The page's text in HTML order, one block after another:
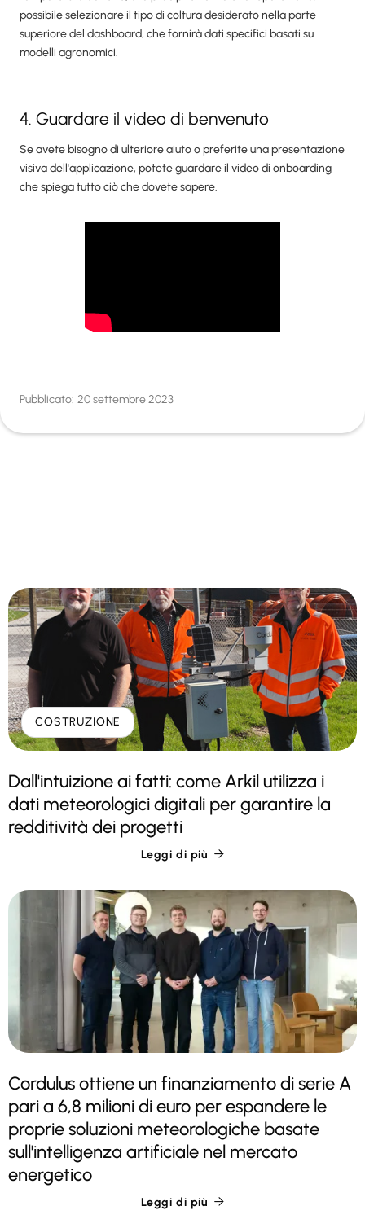
possibile selezionare il tipo di coltura desiderato nella parte
superiore del dashboard, che fornirà dati specifici basati su
modelli agronomici.
4. Guardare il video di benvenuto
Se avete bisogno di ulteriore aiuto o preferite una presentazione
visiva dell'applicazione, potete guardare il video di onboarding
che spiega tutto ciò che dovete sapere.
Pubblicato: 20 settembre 2023
COSTRUZIONE
Dall'intuizione ai fatti: come Arkil utilizza i
dati meteorologici digitali per garantire la
redditività dei progetti
Leggi di più 
Cordulus ottiene un finanziamento di serie A
pari a 6,8 milioni di euro per espandere le
proprie soluzioni meteorologiche basate
sull'intelligenza artificiale nel mercato
energetico
Leggi di più 